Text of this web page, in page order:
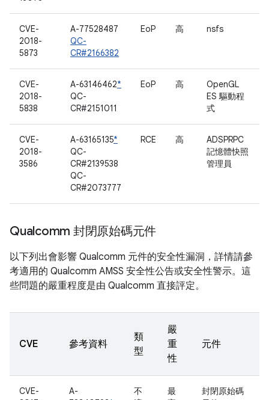
CVE-
2018-
5873
A-77528487
QC-
CR#2166382
EoP 高 nsfs
CVE-
2018-
5838
A-63146462*
QC-
CR#2151011
EoP 高
OpenGL
ES 驅動程
式
CVE-
2018-
3586
A-63165135*
QC-
CR#2139538
QC-
CR#2073777
RCE 高
ADSPRPC
記憶體快照
管理員
Qualcomm 封閉原始碼元件
以下列出會影響 Qualcomm 元件的安全性漏洞，詳情請參
考適用的 Qualcomm AMSS 安全性公告或安全性警示。這
些問題的嚴重程度是由 Qualcomm 直接評定。
CVE 參考資料
類
型
嚴
重
性
元件
CVE-
A-
不
最
封閉原始碼